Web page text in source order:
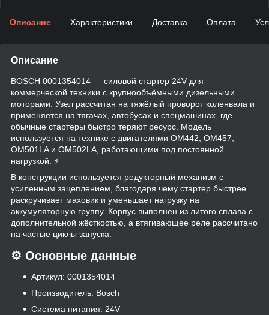
Описание Характеристики Доставка Оплата
Описание
BOSCH 0001354014 — силовой стартер 24V для
коммерческой техники с крупнообъёмными дизельными
моторами. Узел рассчитан на тяжёлый проворот коленвала и
применяется на тягачах, автобусах и спецмашинах, где
обычные стартеры быстро теряют ресурс. Модель
используется на технике с двигателями OM442, OM457,
OM501LA и OM502LA, работающими под постоянной
нагрузкой. ⚡
В конструкции используется редукторный механизм с
усиленным зацеплением, благодаря чему стартер быстрее
раскручивает маховик и уменьшает нагрузку на
аккумуляторную группу. Корпус выполнен из литого сплава с
дополнительной жёсткостью, а втягивающее реле рассчитано
на частые циклы запуска.
⚙️ Основные данные
Артикул: 0001354014
Производитель: Bosch
Система питания: 24V